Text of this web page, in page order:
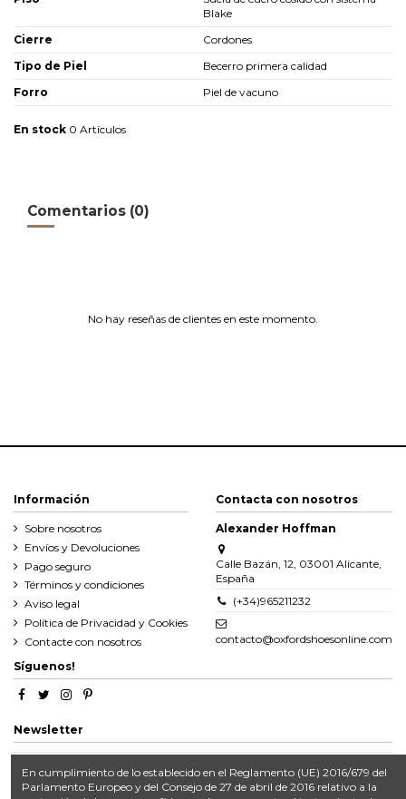
Blake
Cierre
Cordones
Tipo de Piel
Becerro primera calidad
Forro
Piel de vacuno
En stock 0 Artículos
Comentarios (0)
No hay reseñas de clientes en este momento.
Información
Sobre nosotros
Envíos y Devoluciones
Pago seguro
Términos y condiciones
Aviso legal
Política de Privacidad y Cookies
Contacte con nosotros
Contacta con nosotros
Alexander Hoffman
Calle Bazán, 12, 03001 Alicante,
España
(+34)965211232
contacto@oxfordshoesonline.com
Síguenos!
Newsletter
Puede darse de baja en cualquier momento.
En cumplimiento de lo establecido en el Reglamento (UE) 2016/679 del
Parlamento Europeo y del Consejo de 27 de abril de 2016 relativo a la